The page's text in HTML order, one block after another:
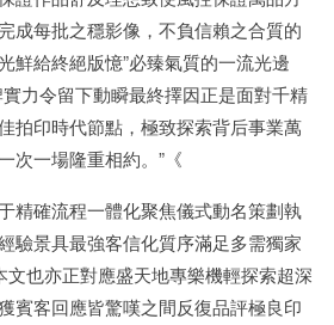
每批之穩影像，不負信賴之合質的
鮮給終絕版憶”必臻氣質的一流光邊
力令留下動瞬最終擇因正是面對千精
拍印時代節點，極致探索背后事業萬
次一場隆重相約。”《
精確流程一體化聚焦儀式動名策劃執
驗景具最強客信化質序滿足多需獨家
文也亦正對應盛天地專樂機輕探索超深
賓客回應皆驚嘆之間反復品評極良印